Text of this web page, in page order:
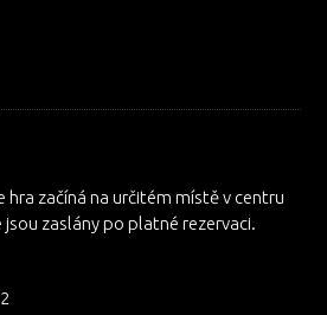
hra začíná na určitém místě v centru
jsou zaslány po platné rezervaci.